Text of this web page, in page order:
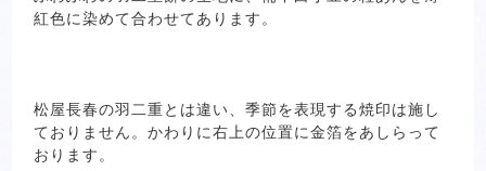
紅色に染めて合わせてあります。
松屋長春の羽二重とは違い、季節を表現する焼印は施し
ておりません。かわりに右上の位置に金箔をあしらって
おります。